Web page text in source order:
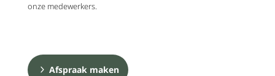
onze medewerkers.
Afspraak maken